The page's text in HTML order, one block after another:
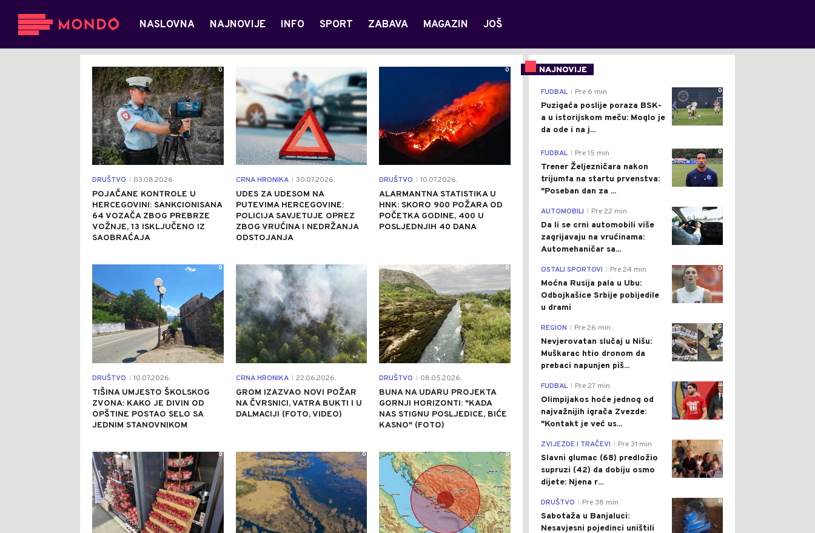
NASLOVNA NAJNOVIJE INFO SPORT ZABAVA MAGAZIN JOŠ
DRUŠTVO 03.08.2026.
POJAČANE KONTROLE U
HERCEGOVINI: SANKCIONISANA
64 VOZAČA ZBOG PREBRZE
VOŽNJE, 13 ISKLJUČENO IZ
SAOBRAĆAJA
0
CRNA HRONIKA 30.07.2026.
UDES ZA UDESOM NA
PUTEVIMA HERCEGOVINE:
POLICIJA SAVJETUJE OPREZ
ZBOG VRUĆINA I NEDRŽANJA
ODSTOJANJA
0
DRUŠTVO 10.07.2026.
ALARMANTNA STATISTIKA U
HNK: SKORO 900 POŽARA OD
POČETKA GODINE, 400 U
POSLJEDNJIH 40 DANA
0
DRUŠTVO 10.07.2026.
TIŠINA UMJESTO ŠKOLSKOG
ZVONA: KAKO JE DIVIN OD
OPŠTINE POSTAO SELO SA
JEDNIM STANOVNIKOM
0
CRNA HRONIKA 22.06.2026.
GROM IZAZVAO NOVI POŽAR
NA ČVRSNICI, VATRA BUKTI I U
DALMACIJI (FOTO, VIDEO)
0
DRUŠTVO 08.05.2026.
BUNA NA UDARU PROJEKTA
GORNJI HORIZONTI: "KADA
NAS STIGNU POSLJEDICE, BIĆE
KASNO" (FOTO)
0
0 0 0
NAJNOVIJE
0
FUDBAL Pre 6 min
Puzigaća poslije poraza BSK-
a u istorijskom meču: Moglo je
da ode i na j...
0
FUDBAL Pre 15 min
Trener Željezničara nakon
trijumfa na startu prvenstva:
"Poseban dan za ...
0
AUTOMOBILI Pre 22 min
Da li se crni automobili više
zagrijavaju na vrućinama:
Automehaničar sa...
0
OSTALI SPORTOVI Pre 24 min
Moćna Rusija pala u Ubu:
Odbojkašice Srbije pobijedile
u drami
0
REGION Pre 26 min
Nevjerovatan slučaj u Nišu:
Muškarac htio dronom da
prebaci napunjen piš...
0
FUDBAL Pre 27 min
Olimpijakos hoće jednog od
najvažnijih igrača Zvezde:
"Kontakt je već us...
0
ZVIJEZDE I TRAČEVI Pre 31 min
Slavni glumac (68) predložio
supruzi (42) da dobiju osmo
dijete: Njena r...
0
DRUŠTVO Pre 38 min
Sabotaža u Banjaluci:
Nesavjesni pojedinci uništili